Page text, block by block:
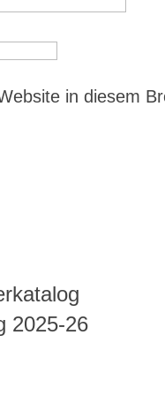
in diesem
2025-26